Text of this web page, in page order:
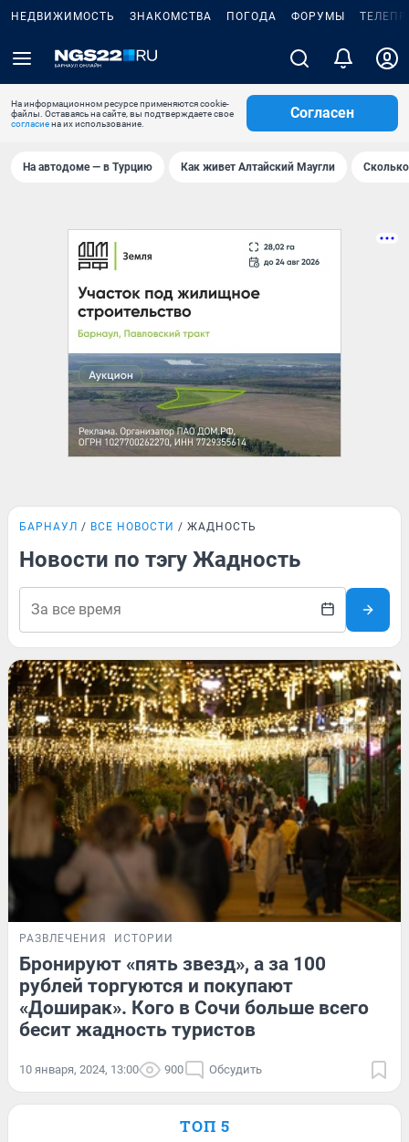
НЕДВИЖИМОСТЬ ЗНАКОМСТВА ПОГОДА ФОРУМЫ
На информационном ресурсе применяются cookie-
файлы. Оставаясь на сайте, вы подтверждаете свое
согласиена их использование.
Согласен
На автодоме — в Турцию Как живет Алтайский Маугли
БАРНАУЛ ВСЕ НОВОСТИ ЖАДНОСТЬ
Новости по тэгу Жадность
РАЗВЛЕЧЕНИЯ ИСТОРИИ
Бронируют «пять звезд», а за 100
рублей торгуются и покупают
«Доширак». Кого в Сочи больше всего
бесит жадность туристов
10 января, 2024, 13:00 900 Обсудить
ТОП 5